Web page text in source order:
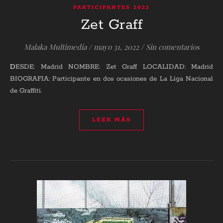
PARTICIPANTES 2022
Zet Graff
Malaka Multimedia / mayo 31, 2022 / Sin comentarios
DESDE: Madrid NOMBRE: Zet Graff LOCALIDAD: Madrid
BIOGRAFIA: Participante en dos ocasiones de La Liga Nacional
de Graffiti.
LEER MÁS